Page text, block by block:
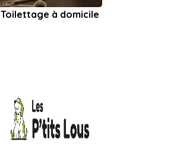
Toilettage à domicile